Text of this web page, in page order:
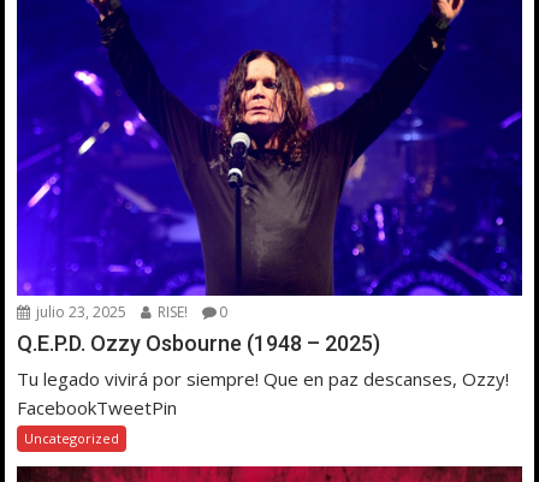
julio 23, 2025 RISE! 0
Q.E.P.D. Ozzy Osbourne (1948 – 2025)
Tu legado vivirá por siempre! Que en paz descanses, Ozzy!
FacebookTweetPin
Uncategorized